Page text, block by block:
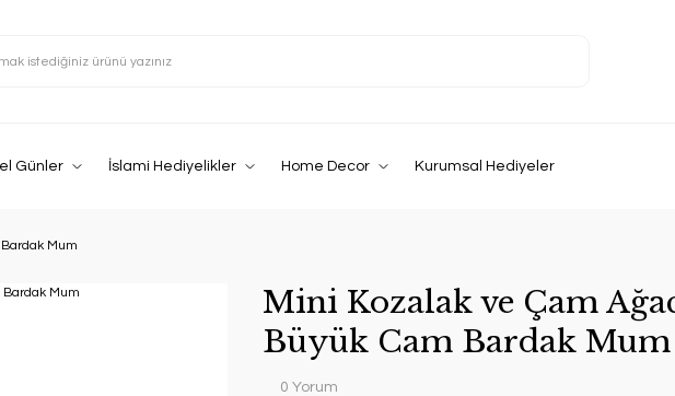
Günler İslami Hediyelikler Home Decor Kurumsal Hediyeler
Mum
Mini Kozalak ve Çam
Büyük Cam Bardak Mum
0 Yorum